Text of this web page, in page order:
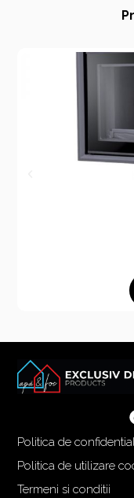
Politica de
Politica de utilizare
Termeni si conditii